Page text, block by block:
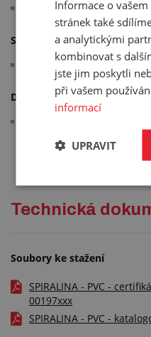
pracovní teplota: -10 °C/
Splňuje normy:
samozhášivá dle UL94 V0
Další informace:
SPIRALINY (m)
Technická
Soubory ke stažení
SPIRALINA - PVC -
00197xxx
SPIRALINA - PVC -
Informace o
stránek také
a analytickými
kombinovat s
jste jim poskytli
při vašem
informací
UPRAVIT